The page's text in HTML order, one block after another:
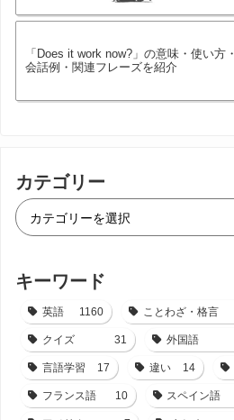
「Does it work now?」の意味・使い方・
会話例・関連フレーズを紹介
カテゴリー
キーワード
英語 1160 ことわざ・格言
クイズ 31 外国語
言語学習 17 違い 14
フランス語 10 スペイン語